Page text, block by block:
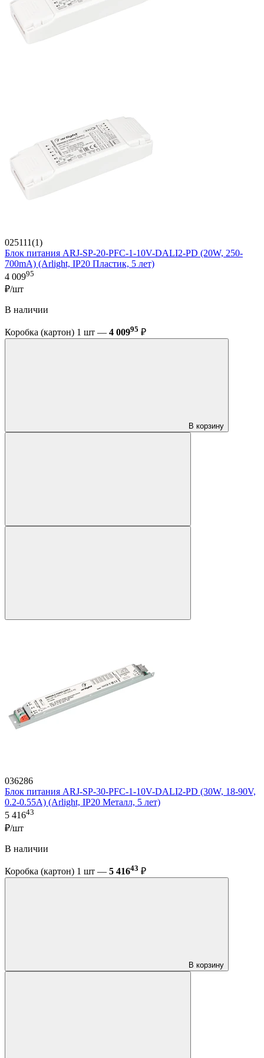
025111(1)
Блок питания ARJ-SP-20-PFC-1-10V-DALI2-PD (20W, 250-
700mA) (Arlight, IP20 Пластик, 5 лет)
4 00995
₽/шт
В наличии
Коробка (картон) 1 шт — 4 00995 ₽
В корзину
036286
Блок питания ARJ-SP-30-PFC-1-10V-DALI2-PD (30W, 18-90V,
0.2-0.55A) (Arlight, IP20 Металл, 5 лет)
5 41643
₽/шт
В наличии
Коробка (картон) 1 шт — 5 41643 ₽
В корзину